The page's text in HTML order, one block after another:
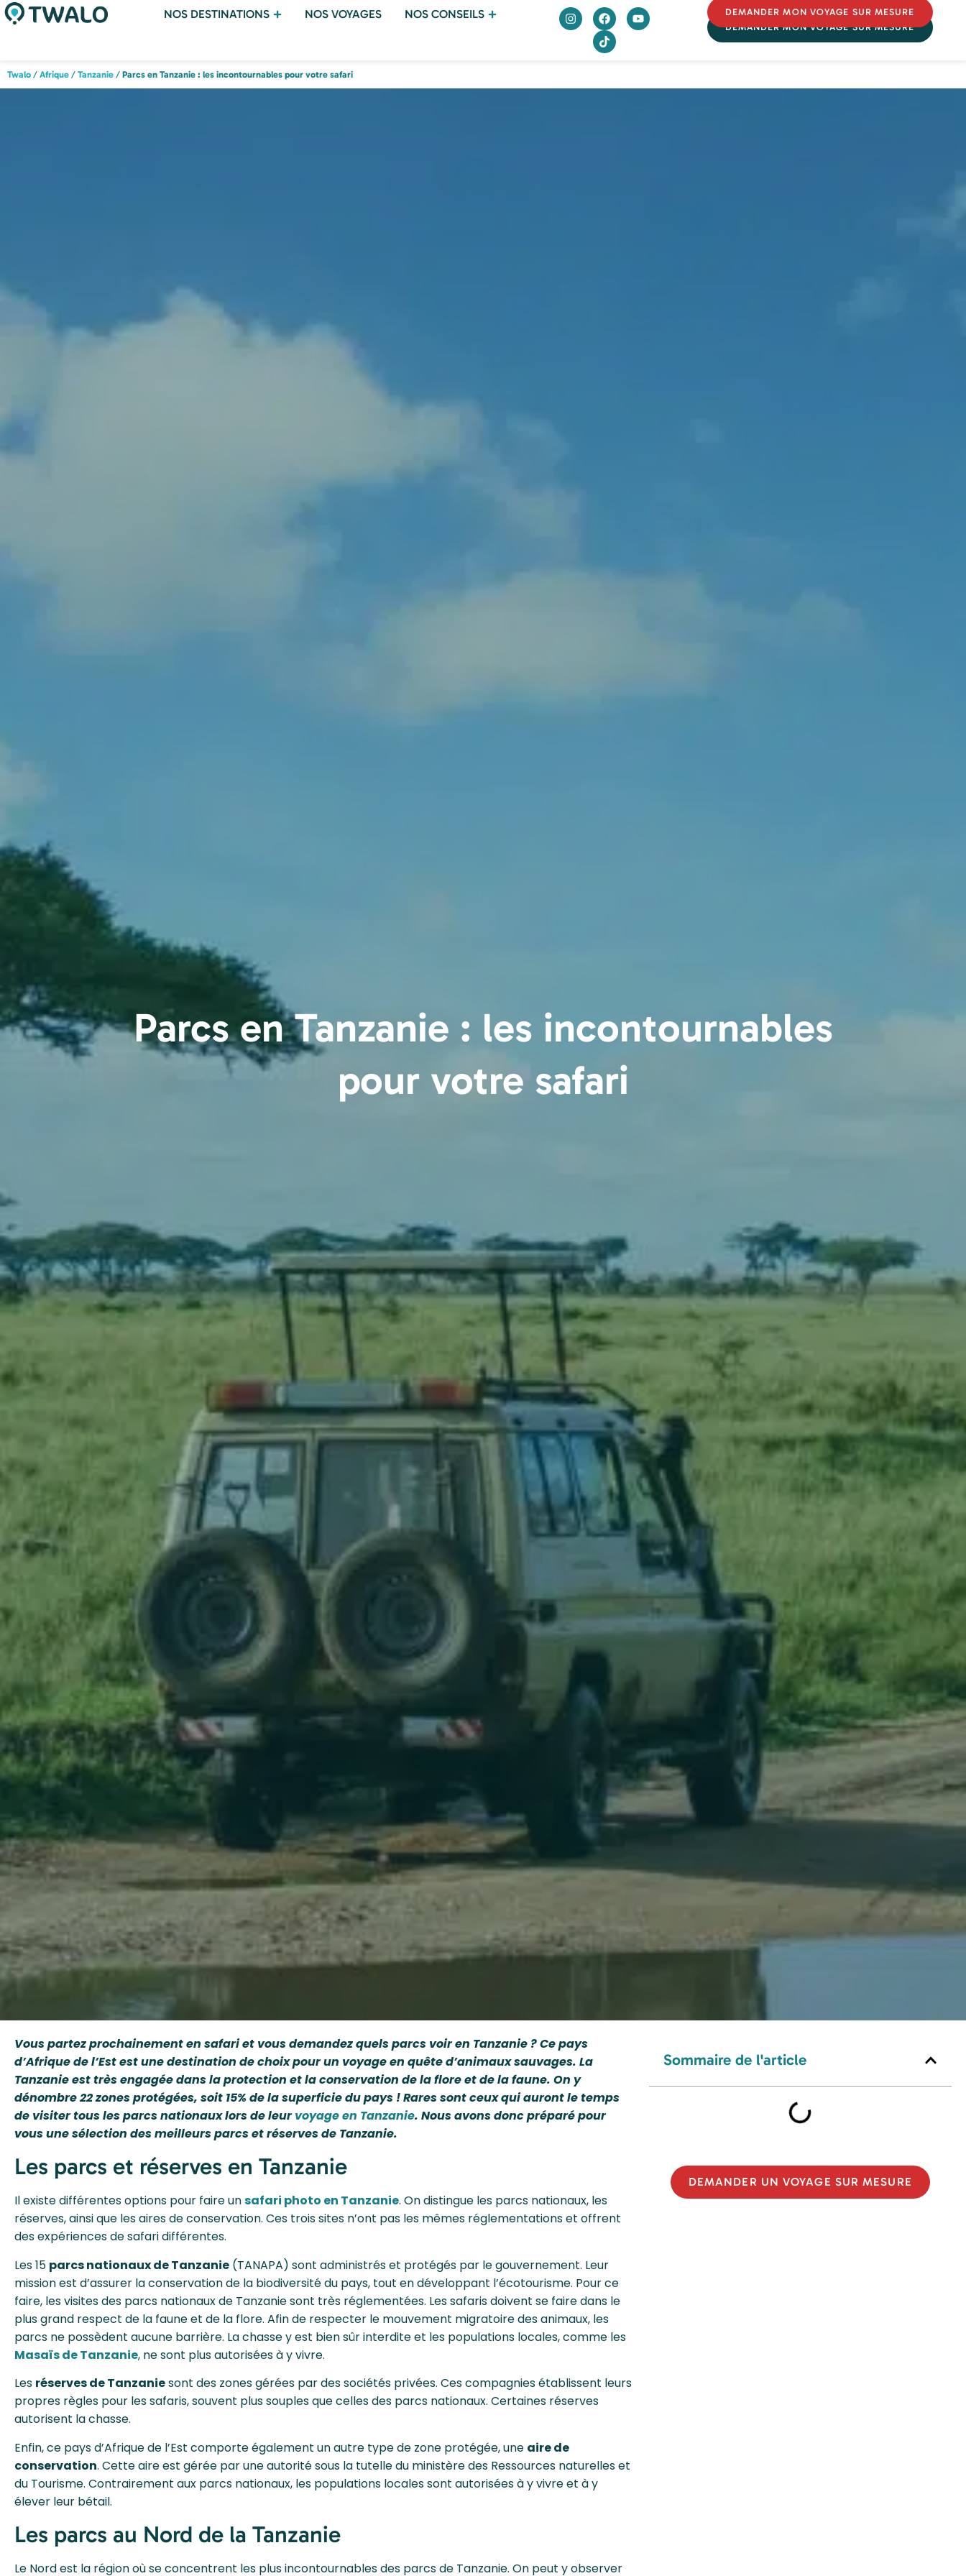
NOS DESTINATIONS NOS VOYAGES NOS CONSEILS
DEMANDER MON VOYAGE SUR MESURE
DEMANDER MON VOYAGE SUR MESURE
Twalo / Afrique / Tanzanie / Parcs en Tanzanie : les incontournables pour votre safari
Parcs en Tanzanie : les incontournables
pour votre safari
Vous partez prochainement en safari et vous demandez quels parcs voir en Tanzanie ? Ce pays
d’Afrique de l’Est est une destination de choix pour un voyage en quête d’animaux sauvages. La
Tanzanie est très engagée dans la protection et la conservation de la flore et de la faune. On y
dénombre 22 zones protégées, soit 15% de la superficie du pays ! Rares sont ceux qui auront le temps
de visiter tous les parcs nationaux lors de leurvoyage en Tanzanie. Nous avons donc préparé pour
vous une sélection des meilleurs parcs et réserves de Tanzanie.
Les parcs et réserves en Tanzanie
Il existe différentes options pour faire unsafari photo en Tanzanie. On distingue les parcs nationaux, les
réserves, ainsi que les aires de conservation. Ces trois sites n’ont pas les mêmes réglementations et offrent
des expériences de safari différentes.
Les 15 parcs nationaux de Tanzanie (TANAPA) sont administrés et protégés par le gouvernement. Leur
mission est d’assurer la conservation de la biodiversité du pays, tout en développant l’écotourisme. Pour ce
faire, les visites des parcs nationaux de Tanzanie sont très réglementées. Les safaris doivent se faire dans le
plus grand respect de la faune et de la flore. Afin de respecter le mouvement migratoire des animaux, les
parcs ne possèdent aucune barrière. La chasse y est bien sûr interdite et les populations locales, comme les
Masaïs de Tanzanie, ne sont plus autorisées à y vivre.
Les réserves de Tanzaniesont des zones gérées par des sociétés privées. Ces compagnies établissent leurs
propres règles pour les safaris, souvent plus souples que celles des parcs nationaux. Certaines réserves
autorisent la chasse.
Enfin, ce pays d’Afrique de l’Est comporte également un autre type de zone protégée, une aire de
conservation. Cette aire est gérée par une autorité sous la tutelle du ministère des Ressources naturelles et
du Tourisme. Contrairement aux parcs nationaux, les populations locales sont autorisées à y vivre et à y
élever leur bétail.
Les parcs au Nord de la Tanzanie
Le Nord est la région où se concentrent les plus incontournables des parcs de Tanzanie. On peut y observer
Sommaire de l'article
DEMANDER UN VOYAGE SUR MESURE